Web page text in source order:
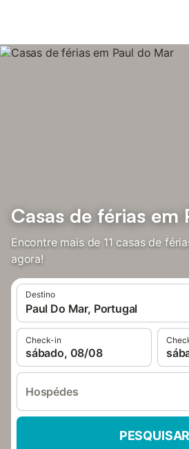
Casas de férias em
Encontre mais de 11 casas de
agora!
Destino
Paul Do Mar, Portugal
Check-in
sábado, 08/08
Hospédes
PESQUISAR